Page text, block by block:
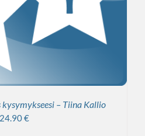
– Tiina Kallio
24.90€